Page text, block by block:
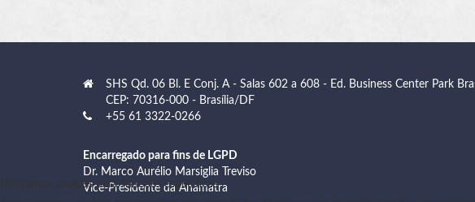
SHS Qd. 06 Bl. E Conj. A - Salas 602 a 608 - Ed. Business Center Park
CEP: 70316-000 - Brasília/DF
+55 61 3322-0266
Encarregado para fins de LGPD
Dr. Marco Aurélio Marsiglia Treviso
Vice-Presidente da Anamatra
Utilizamos cookies para funções específicas